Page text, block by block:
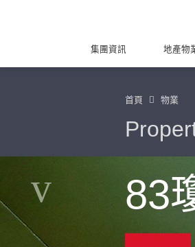
集團資訊 地產物
首頁 物業
83